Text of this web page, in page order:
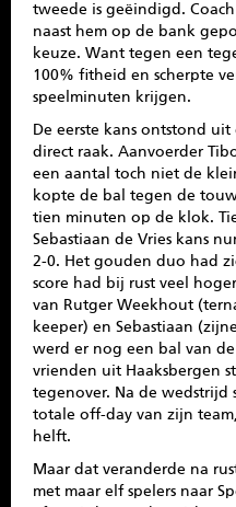
tweede is geëindigd.
naast hem op de bank
keuze. Want tegen een
100% fitheid en scherpte
speelminuten krijgen.
De eerste kans ontstond
direct raak. Aanvoerder
een aantal toch niet de
kopte de bal tegen de
tien minuten op de klok.
Sebastiaan de Vries kans
2-0. Het gouden duo had
score had bij rust veel
van Rutger Weekhout
keeper) en Sebastiaan
werd er nog een bal van
vrienden uit Haaksbergen
tegenover. Na de wedstrijd
totale off-day van zijn
helft.
Maar dat veranderde na
met maar elf spelers naar